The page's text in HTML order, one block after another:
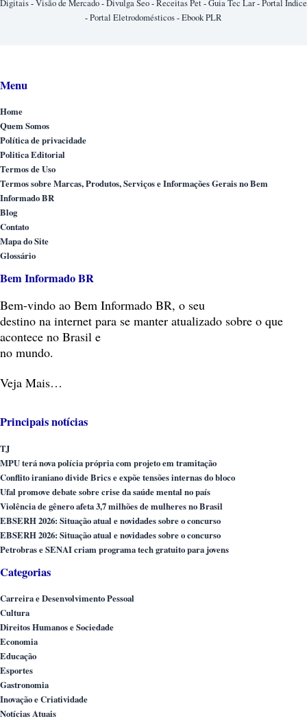
Digitais-Visão de Mercado-Divulga Seo-Receitas Pet-Guia Tec Lar-Portal Índice
-Portal Eletrodomésticos-Ebook PLR
Menu
Home
Quem Somos
Política de privacidade
Politica Editorial
Termos de Uso
Termos sobre Marcas, Produtos, Serviços e Informações Gerais no Bem
Informado BR
Blog
Contato
Mapa do Site
Glossário
Bem Informado BR
Bem-vindo ao Bem Informado BR, o seu
destino na internet para se manter atualizado sobre o que
acontece no Brasil e
no mundo.
Veja Mais…
Principais notícias
TJ
MPU terá nova polícia própria com projeto em tramitação
Conflito iraniano divide Brics e expõe tensões internas do bloco
Ufal promove debate sobre crise da saúde mental no país
Violência de gênero afeta 3,7 milhões de mulheres no Brasil
EBSERH 2026: Situação atual e novidades sobre o concurso
EBSERH 2026: Situação atual e novidades sobre o concurso
Petrobras e SENAI criam programa tech gratuito para jovens
Categorias
Carreira e Desenvolvimento Pessoal
Cultura
Direitos Humanos e Sociedade
Economia
Educação
Esportes
Gastronomia
Inovação e Criatividade
Notícias Atuais